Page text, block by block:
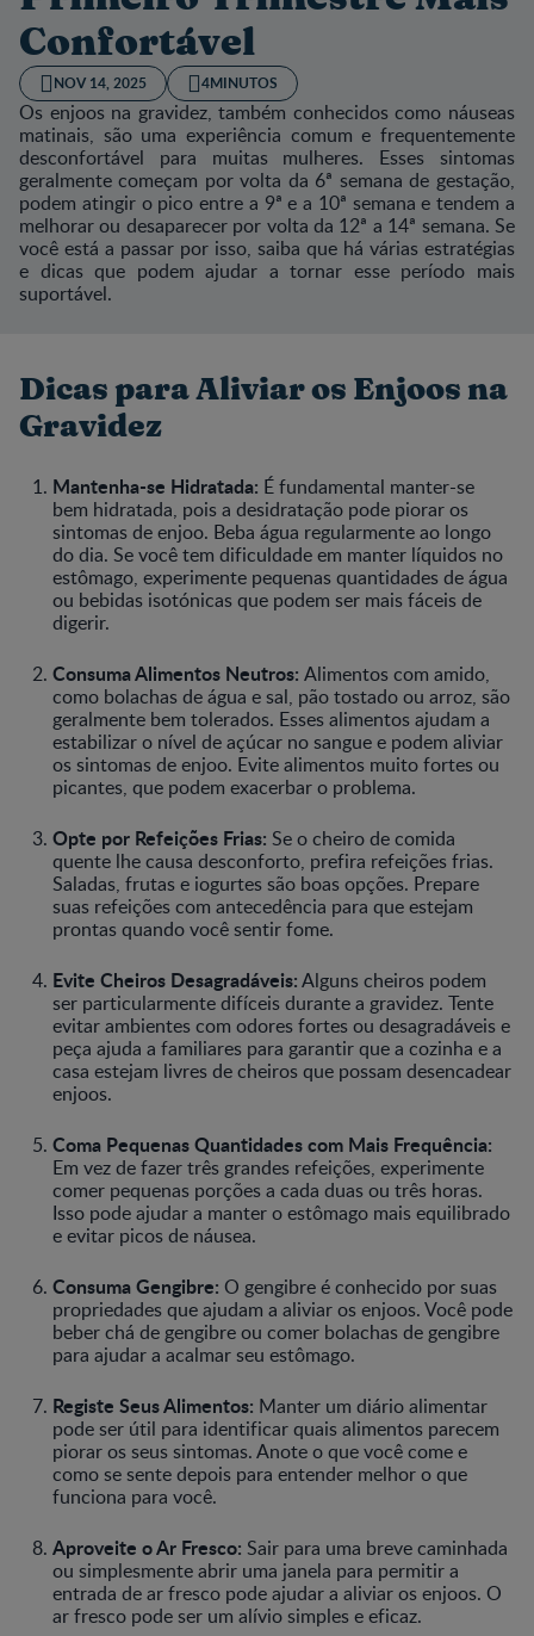
Confortável
NOV 14, 2025 4MINUTOS
Os enjoos na gravidez, também conhecidos como náuseas
matinais, são uma experiência comum e frequentemente
desconfortável para muitas mulheres. Esses sintomas
geralmente começam por volta da 6ª semana de gestação,
podem atingir o pico entre a 9ª e a 10ª semana e tendem a
melhorar ou desaparecer por volta da 12ª a 14ª semana. Se
você está a passar por isso, saiba que há várias estratégias
e dicas que podem ajudar a tornar esse período mais
suportável.
Dicas para Aliviar os Enjoos na
Gravidez
Mantenha-se Hidratada: É fundamental manter-se
bem hidratada, pois a desidratação pode piorar os
sintomas de enjoo. Beba água regularmente ao longo
do dia. Se você tem dificuldade em manter líquidos no
estômago, experimente pequenas quantidades de água
ou bebidas isotónicas que podem ser mais fáceis de
digerir.
Consuma Alimentos Neutros: Alimentos com amido,
como bolachas de água e sal, pão tostado ou arroz, são
geralmente bem tolerados. Esses alimentos ajudam a
estabilizar o nível de açúcar no sangue e podem aliviar
os sintomas de enjoo. Evite alimentos muito fortes ou
picantes, que podem exacerbar o problema.
Opte por Refeições Frias: Se o cheiro de comida
quente lhe causa desconforto, prefira refeições frias.
Saladas, frutas e iogurtes são boas opções. Prepare
suas refeições com antecedência para que estejam
prontas quando você sentir fome.
Evite Cheiros Desagradáveis:Alguns cheiros podem
ser particularmente difíceis durante a gravidez. Tente
evitar ambientes com odores fortes ou desagradáveis e
peça ajuda a familiares para garantir que a cozinha e a
casa estejam livres de cheiros que possam desencadear
enjoos.
Coma Pequenas Quantidades com Mais Frequência:
Em vez de fazer três grandes refeições, experimente
comer pequenas porções a cada duas ou três horas.
Isso pode ajudar a manter o estômago mais equilibrado
e evitar picos de náusea.
Consuma Gengibre: O gengibre é conhecido por suas
propriedades que ajudam a aliviar os enjoos. Você pode
beber chá de gengibre ou comer bolachas de gengibre
para ajudar a acalmar seu estômago.
Registe Seus Alimentos: Manter um diário alimentar
pode ser útil para identificar quais alimentos parecem
piorar os seus sintomas. Anote o que você come e
como se sente depois para entender melhor o que
funciona para você.
Aproveite o Ar Fresco: Sair para uma breve caminhada
ou simplesmente abrir uma janela para permitir a
entrada de ar fresco pode ajudar a aliviar os enjoos. O
ar fresco pode ser um alívio simples e eficaz.